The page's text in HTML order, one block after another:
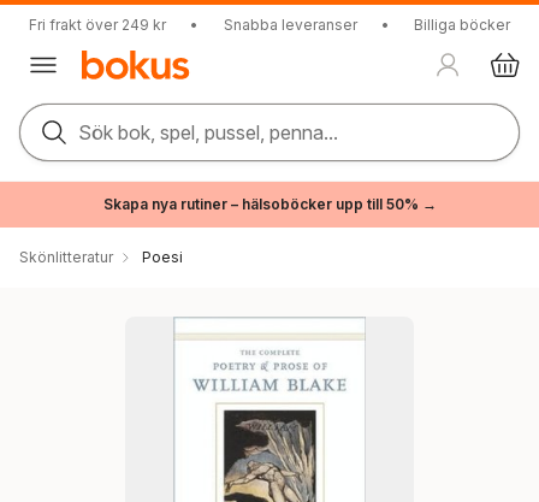
Fri frakt över 249 kr • Snabba leveranser • Billiga böcker
Sök bok, spel, pussel, penna...
Skapa nya rutiner – hälsoböcker upp till 50% →
Skönlitteratur Poesi